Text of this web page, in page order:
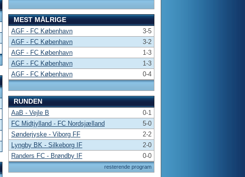
MEST MÅLRIGE
AGF - FC København
3-5
AGF - FC København
3-2
AGF - FC København
1-3
AGF - FC København
1-3
AGF - FC København
0-4
RUNDEN
resterende program
AaB - Vejle B
0-1
FC Midtjylland - FC Nordsjælland
5-0
Sønderjyske - Viborg FF
2-2
Lyngby BK - Silkeborg IF
2-0
Randers FC - Brøndby IF
0-0